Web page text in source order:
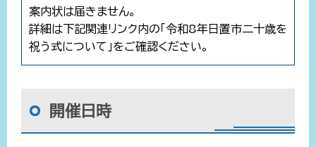
案内状は届きません。
詳細は下記関連リンク内の「令和8年日置市二十歳を
祝う式について」をご確認ください。
開催日時